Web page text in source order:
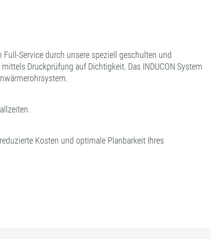
Service durch unsere speziell geschulten und
Druckprüfung auf Dichtigkeit. Das INDUCON System
Kosten und optimale Planbarkeit Ihres